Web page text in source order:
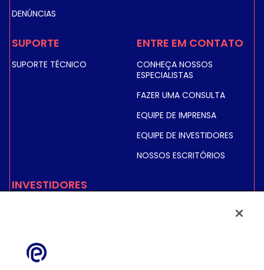
DENÚNCIAS
SUPORTE
SUPORTE TÉCNICO
ENTRE EM CONTATO
CONHEÇA NOSSOS
ESPECIALISTAS
FAZER UMA CONSULTA
EQUIPE DE IMPRENSA
EQUIPE DE INVESTIDORES
NOSSOS ESCRITÓRIOS
INVESTIDORES
INFORMAÇÕES